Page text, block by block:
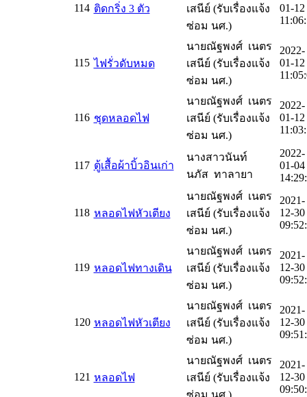
114 ติดกริ่ง 3 ตัว
เสนีย์ (รับเรื่องแจ้ง
ซ่อม นศ.)
01-12
115 ไฟรั่วดับหมด
นายณัฐพงศ์ เนตร
เสนีย์ (รับเรื่องแจ้ง
ซ่อม นศ.)
2022-
01-12
116 ชุดหลอดไฟ
นายณัฐพงศ์ เนตร
เสนีย์ (รับเรื่องแจ้ง
ซ่อม นศ.)
2022-
01-12
117 ตู้เสื้อผ้าบิ้วอินเก่า
นางสาวนันท์
นภัส ทาลายา
2022-
01-04
118 หลอดไฟหัวเตียง
นายณัฐพงศ์ เนตร
เสนีย์ (รับเรื่องแจ้ง
ซ่อม นศ.)
2021-
12-30
119 หลอดไฟทางเดิน
นายณัฐพงศ์ เนตร
เสนีย์ (รับเรื่องแจ้ง
ซ่อม นศ.)
2021-
12-30
120 หลอดไฟหัวเตียง
นายณัฐพงศ์ เนตร
เสนีย์ (รับเรื่องแจ้ง
ซ่อม นศ.)
2021-
12-30
121 หลอดไฟ
นายณัฐพงศ์ เนตร
เสนีย์ (รับเรื่องแจ้ง
ซ่อม นศ.)
2021-
12-30